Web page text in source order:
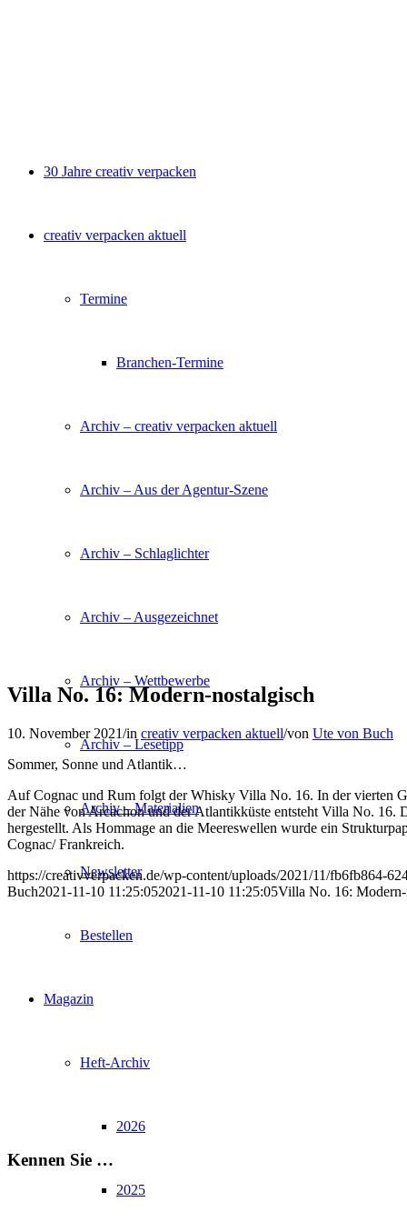
30 Jahre creativ verpacken
creativ verpacken aktuell
Termine
Branchen-Termine
Archiv – creativ verpacken aktuell
Archiv – Aus der Agentur-Szene
Archiv – Schlaglichter
Archiv – Ausgezeichnet
Archiv – Wettbewerbe
Archiv – Lesetipp
Archiv – Materialien
Newsletter
Bestellen
Magazin
Heft-Archiv
2026
2025
Villa No. 16: Modern-nostalgisch
10. November 2021/in creativ verpacken aktuell/von Ute von Buch
Sommer, Sonne und Atlantik…
Auf Cognac und Rum folgt der Whisky Villa No. 16. In der vierten
der Nähe von Arcachon und der Atlantikküste entsteht Villa No.
hergestellt. Als Hommage an die Meereswellen wurde ein
Cognac/ Frankreich.
https://creativverpacken.de/wp-content/uploads/2021/11/fb6fb864-
Buch2021-11-10 11:25:052021-11-10 11:25:05Villa No. 16: Modern-
Kennen Sie …